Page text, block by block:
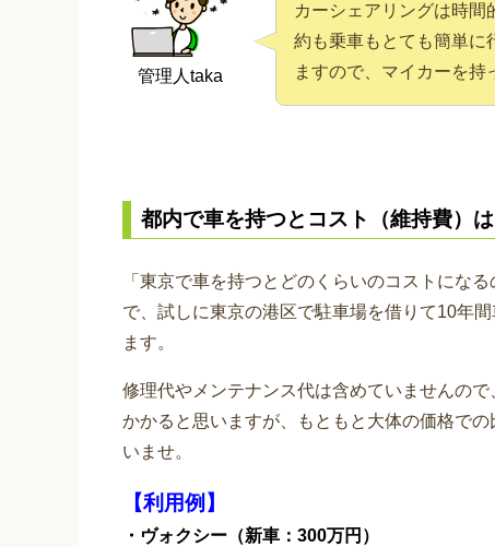
管理人taka
カーシェアリングは時間
約も乗車もとても簡単に
ますので、マイカーを持
都内で車を持つとコスト（維持費）
「東京で車を持つとどのくらいのコストにな
で、試しに東京の港区で駐車場を借りて10年
ます。
修理代やメンテナンス代は含めていませんの
かかると思いますが、もともと大体の価格で
いませ。
【利用例】
・ヴォクシー（新車：300万円）